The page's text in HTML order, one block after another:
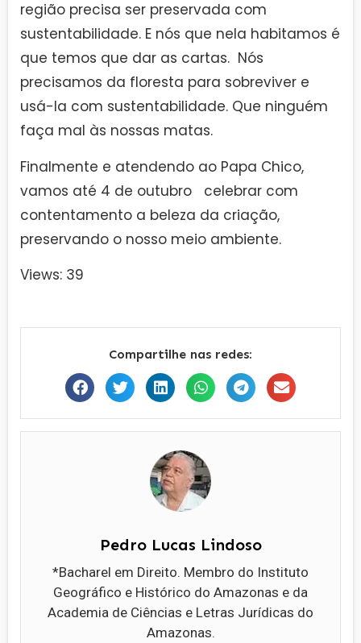
região precisa ser preservada com
sustentabilidade. E nós que nela habitamos é
que temos que dar as cartas. Nós
precisamos da floresta para sobreviver e
usá-la com sustentabilidade. Que ninguém
faça mal às nossas matas.
Finalmente e atendendo ao Papa Chico,
vamos até 4 de outubro celebrar com
contentamento a beleza da criação,
preservando o nosso meio ambiente.
Views: 39
Compartilhe nas redes:
Pedro Lucas Lindoso
*Bacharel em Direito. Membro do Instituto
Geográfico e Histórico do Amazonas e da
Academia de Ciências e Letras Jurídicas do
Amazonas.